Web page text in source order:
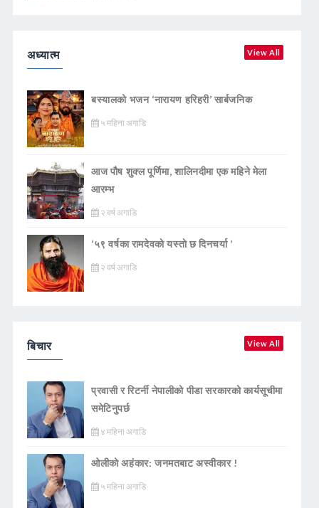
अध्यात्म View All
बस्यालको भजन ‘नारायण हरिहरी’ सार्बजनिक
५ महिना अगाडि
आज पौष शुक्ल पूर्णिमा, शालिनदीमा एक महिने मेला
आरम्भ
२ वर्ष अगाडि
‘५९ वर्षका रामदेवकाे यस्ताे छ दिनचर्या ’
२ वर्ष अगाडि
बिचार View All
प्रवासी र रिटर्नी नेपालीको पीडा सरकारको कार्यसूचीमा
समेटिनुपर्छ
४ महिना अगाडि
ओलीको अहंकार: जनमतबाट अस्वीकार !
५ महिना अगाडि